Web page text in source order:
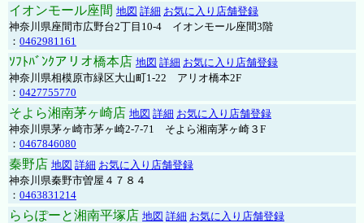
イオンモール座間 地図 詳細 お気に入り店舗登録
神奈川県座間市広野台2丁目10-4 イオンモール座間3階
： 0462981161
ｿﾌﾄﾊﾞﾝｸアリオ橋本店 地図 詳細 お気に入り店舗登録
神奈川県相模原市緑区大山町1-22 アリオ橋本2F
： 0427755770
そよら湘南茅ヶ崎店 地図 詳細 お気に入り店舗登録
神奈川県茅ヶ崎市茅ヶ崎2‐7‐71 そよら湘南茅ヶ崎３F
： 0467846080
秦野店 地図 詳細 お気に入り店舗登録
神奈川県秦野市曽屋４７８４
： 0463831214
ららぽーと湘南平塚店 地図 詳細 お気に入り店舗登録